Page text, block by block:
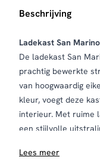
Beschrijving
Ladekast San
De ladekast San
prachtig bewerkte
van hoogwaardig
kleur, voegt deze
interieur. Met ruime
een stijlvolle
Lees meer